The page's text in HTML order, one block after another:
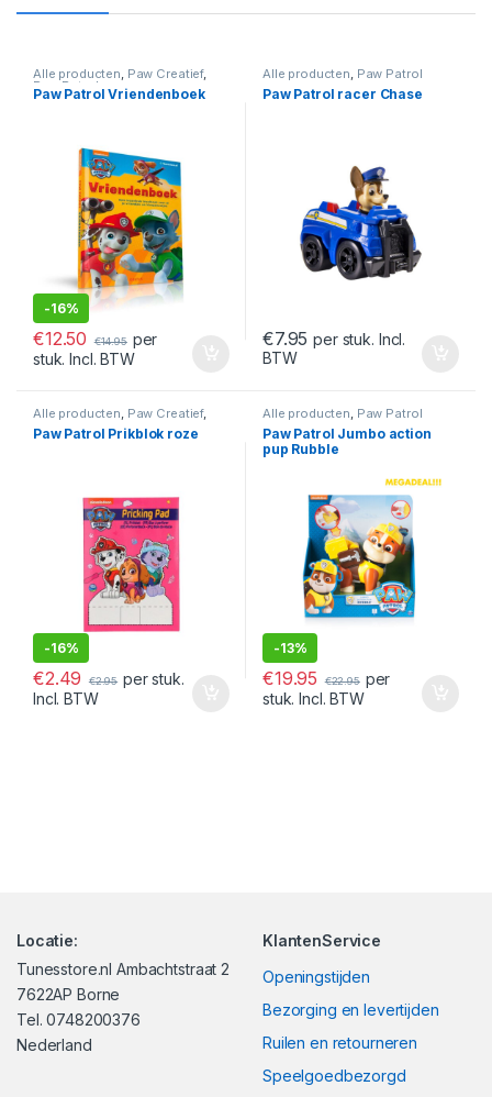
Alle producten, Paw Creatief,
Paw Patrol
Paw Patrol Vriendenboek
-16%
€12.50 €14.95 per
stuk. Incl. BTW
Alle producten, Paw Patrol
Paw Patrol racer Chase
€7.95 per stuk. Incl.
BTW
Alle producten, Paw Creatief,
Paw Patrol
Paw Patrol Prikblok roze
-16%
€2.49 €2.95 per stuk.
Incl. BTW
Alle producten, Paw Patrol
Paw Patrol Jumbo action
pup Rubble
-13%
€19.95 €22.95 per
stuk. Incl. BTW
Locatie:
Tunesstore.nl Ambachtstraat 2
7622AP Borne
Tel. 0748200376
Nederland
KlantenService
Openingstijden
Bezorging en levertijden
Ruilen en retourneren
Speelgoedbezorgd